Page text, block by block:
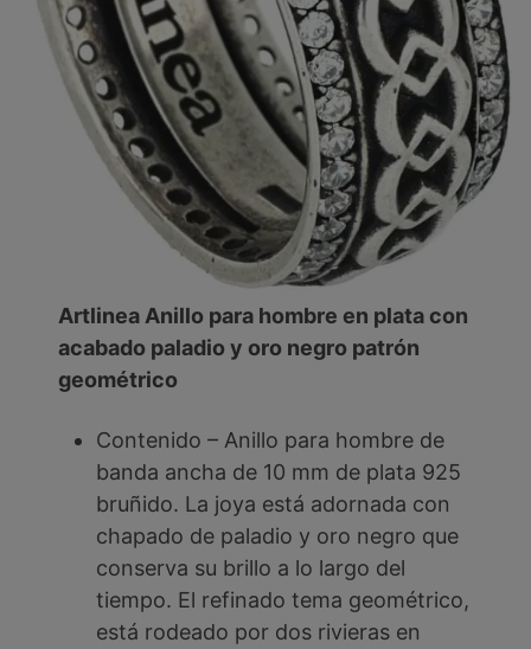
Artlinea Anillo para hombre en plata con
acabado paladio y oro negro patrón
geométrico
Contenido – Anillo para hombre de
banda ancha de 10 mm de plata 925
bruñido. La joya está adornada con
chapado de paladio y oro negro que
conserva su brillo a lo largo del
tiempo. El refinado tema geométrico,
está rodeado por dos rivieras en